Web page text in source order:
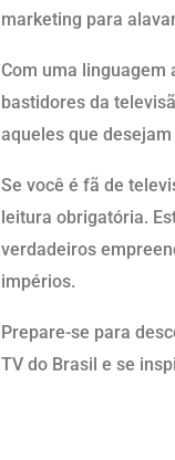
marketing para
Com uma linguagem
bastidores da
aqueles que
Se você é fã de
leitura obrigatória.
verdadeiros
impérios.
Prepare-se para
TV do Brasil e se